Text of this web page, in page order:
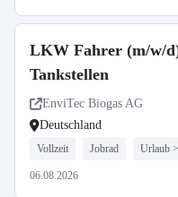
LKW Fahrer (m/w/
Tankstellen
EnviTec Biogas AG
Deutschland
Vollzeit Jobrad Urlaub
06.08.2026